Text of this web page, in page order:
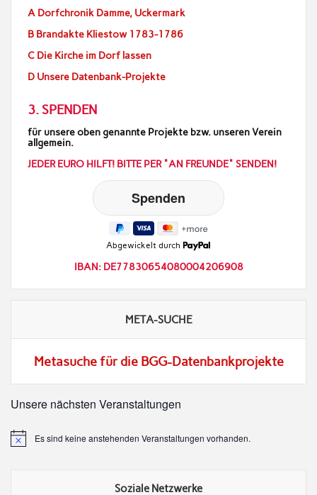
A Dorfchronik Damme, Uckermark
B Brandakte Kliestow 1783-1786
C Die Kirche im Dorf lassen
D Unsere Datenbank-Projekte
3. SPENDEN
für unsere oben genannte Projekte bzw. unseren Verein
allgemein.
JEDER EURO HILFT! BITTE PER "AN FREUNDE" SENDEN!
Abgewickelt durch
IBAN: DE77830654080004206908
META-SUCHE
Metasuche für die BGG-Datenbankprojekte
Unsere nächsten Veranstaltungen
HinweisEs sind keine anstehenden Veranstaltungen vorhanden.
Soziale Netzwerke